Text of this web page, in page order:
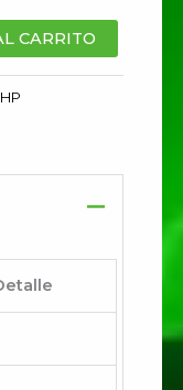
CARRITO
HP